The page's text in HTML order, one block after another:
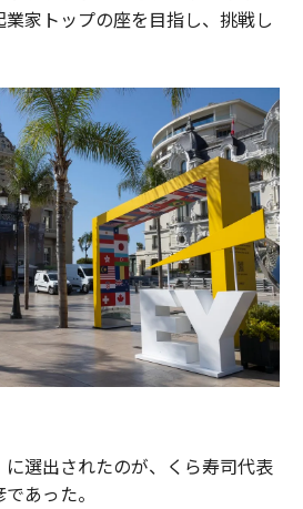
家トップの座を目指し、挑戦し
選出されたのが、くら寿司代表
あった。